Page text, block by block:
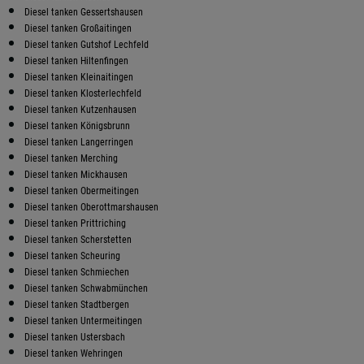
Diesel tanken Gessertshausen
Diesel tanken Großaitingen
Diesel tanken Gutshof Lechfeld
Diesel tanken Hiltenfingen
Diesel tanken Kleinaitingen
Diesel tanken Klosterlechfeld
Diesel tanken Kutzenhausen
Diesel tanken Königsbrunn
Diesel tanken Langerringen
Diesel tanken Merching
Diesel tanken Mickhausen
Diesel tanken Obermeitingen
Diesel tanken Oberottmarshausen
Diesel tanken Prittriching
Diesel tanken Scherstetten
Diesel tanken Scheuring
Diesel tanken Schmiechen
Diesel tanken Schwabmünchen
Diesel tanken Stadtbergen
Diesel tanken Untermeitingen
Diesel tanken Ustersbach
Diesel tanken Wehringen